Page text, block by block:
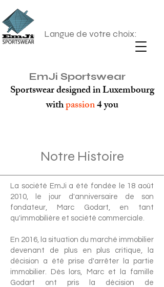
Langue de votre choix:
EmJi Sportswear
Sportswear designed in Luxembourg
withpassion4 you
Notre Histoire
La société EmJi a été fondée le 18 août
2010, le jour d'anniversaire de son
fondateur, Marc Godart, en tant
qu'immobilière et société commerciale.
En 2016, la situation du marché immobilier
devenant de plus en plus critique, la
décision a été prise d'arrêter la partie
immobilier. Dès lors, Marc et la famille
Godart ont pris la décision de